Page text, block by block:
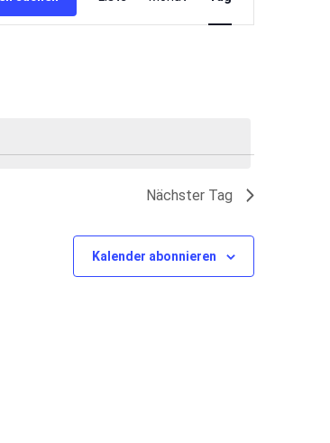
Nächster Tag
Kalender abonnieren